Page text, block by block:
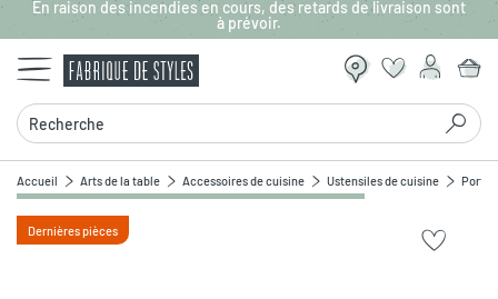
Aller au contenu principal
En raison des incendies en cours, des retards de livraison sont
à prévoir.
Recherche
Accueil Arts de la table Accessoires de cuisine Ustensiles de cuisine Porte
Dernières pièces